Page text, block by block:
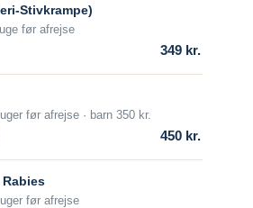
og Sydamerika
skal dokumenteres
gule internationale
(og rejser ud af landet
denne periode) bør man
almindelige
0 og 1 vaccine dag 7.
varighed
med 2 doser skal
revaccination.
arbejdsrelateret udsættelse
Stivkrampe)
før afrejse
349 kr.
før afrejse · barn 350 kr.
450 kr.
før afrejse